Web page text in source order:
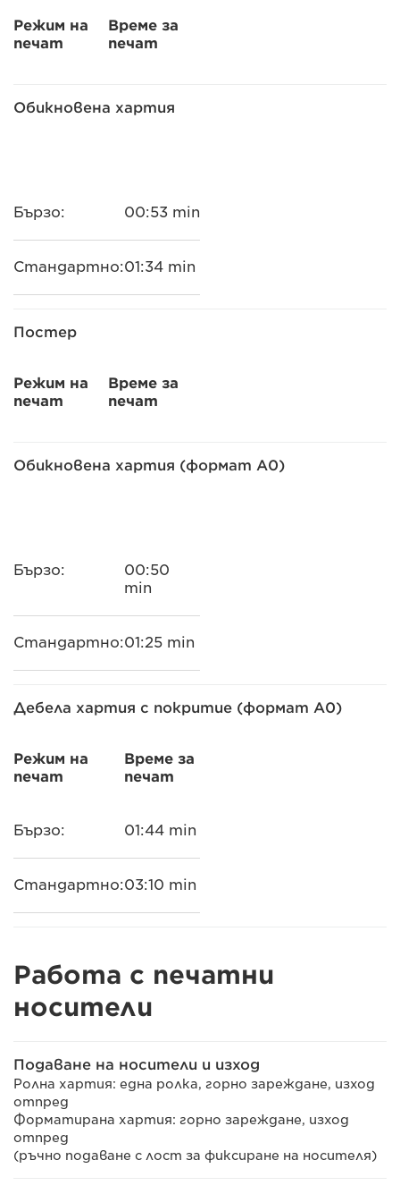
Режим на
печат
Време за
печат
Обикновена хартия
Бързо: 00:53 min
Стандартно:01:34 min
Постер
Режим на
печат
Време за
печат
Обикновена хартия (формат A0)
Бързо:
00:50
min
Стандартно:01:25 min
Дебела хартия с покритие (формат A0)
Режим на
печат
Време за
печат
Бързо: 01:44 min
Стандартно:03:10 min
Работа с печатни
носители
Подаване на носители и изход
Ролна хартия: една ролка, горно зареждане, изход
отпред
Форматирана хартия: горно зареждане, изход
отпред
(ръчно подаване с лост за фиксиране на носителя)